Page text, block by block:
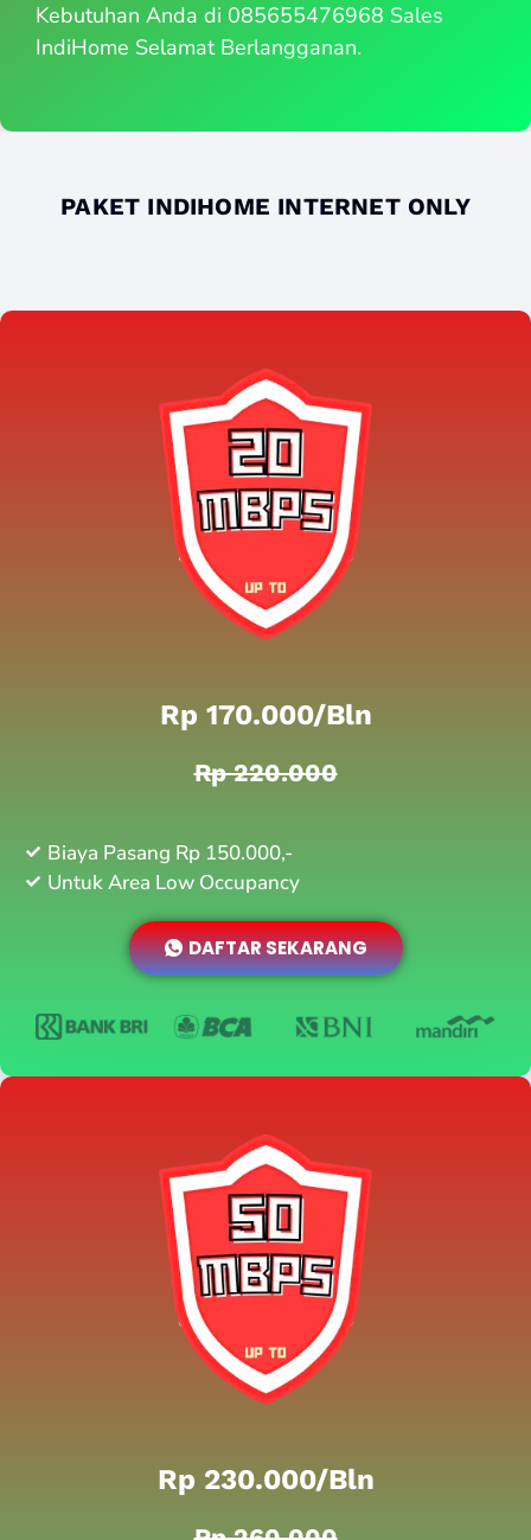
Kebutuhan Anda di 085655476968 Sales
IndiHome Selamat Berlangganan.
PAKET INDIHOME INTERNET ONLY
Rp 170.000/bln
Rp 220.000
Biaya Pasang Rp 150.000,-
Untuk Area Low Occupancy
DAFTAR SEKARANG
Rp 230.000/bln